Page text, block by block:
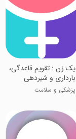
یک زن : تقویم قاعدگی،
بارداری و شیردهی
پزشکی و سلامت